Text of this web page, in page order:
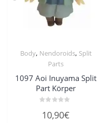
Body, Nendoroids, Split
Parts
1097 Aoi Inuyama Split
Part Körper
mit
10,90€